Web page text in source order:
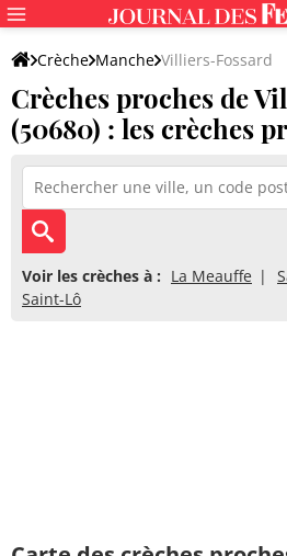
Crèche Manche Villiers-Fossard
Crèches proches de
(50680) : les crèches
Voir les crèches à : La Meauffe
Saint-Lô